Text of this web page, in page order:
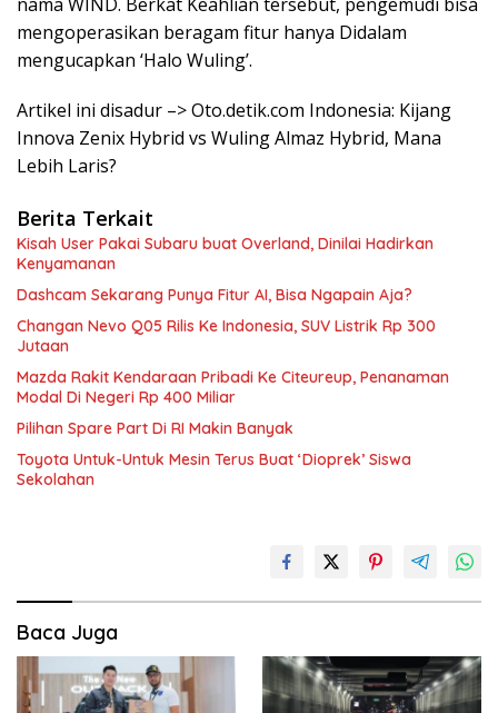
mengoperasikan beragam fitur hanya Didalam
mengucapkan ‘Halo Wuling’.
Artikel ini disadur –> Oto.detik.com Indonesia: Kijang
Innova Zenix Hybrid vs Wuling Almaz Hybrid, Mana
Lebih Laris?
Berita Terkait
Kisah User Pakai Subaru buat Overland, Dinilai Hadirkan
Kenyamanan
Dashcam Sekarang Punya Fitur AI, Bisa Ngapain Aja?
Changan Nevo Q05 Rilis Ke Indonesia, SUV Listrik Rp 300
Jutaan
Mazda Rakit Kendaraan Pribadi Ke Citeureup, Penanaman
Modal Di Negeri Rp 400 Miliar
Pilihan Spare Part Di RI Makin Banyak
Toyota Untuk-Untuk Mesin Terus Buat ‘Dioprek’ Siswa
Sekolahan
Baca Juga